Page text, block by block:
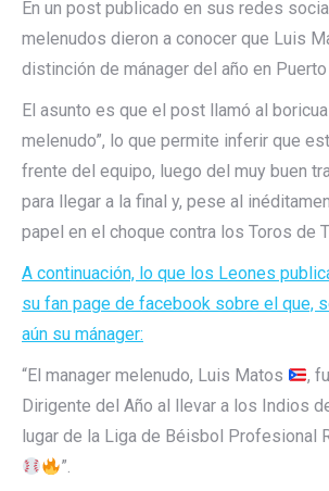
En un post publicado en sus redes
melenudos dieron a conocer que Luis
distinción de mánager del año en Puerto
El asunto es que el post llamó al
melenudo”, lo que permite inferir que
frente del equipo, luego del muy buen
para llegar a la final y, pese al
papel en el choque contra los Toros de
A continuación, lo que los Leones
su fan page de facebook sobre el que,
aún su mánager:
“El manager melenudo, Luis Matos
,
Dirigente del Año al llevar a los Indios
lugar de la Liga de Béisbol Profesional
”.